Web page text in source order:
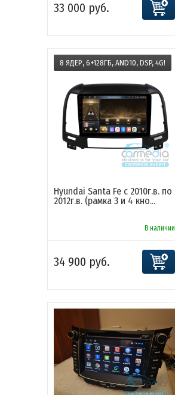
33 000 руб.
8 ЯДЕР, 6+128ГБ, AND10, DSP, 4G!
Hyundai Santa Fe с 2010г.в. по
2012г.в. (рамка 3 и 4 кно...
В наличии
34 900 руб.